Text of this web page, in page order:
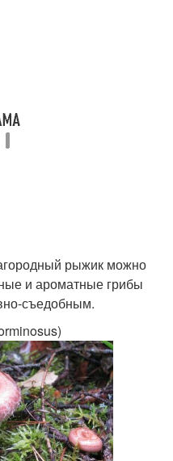
рыжик можно
и ароматные грибы
съедобным.